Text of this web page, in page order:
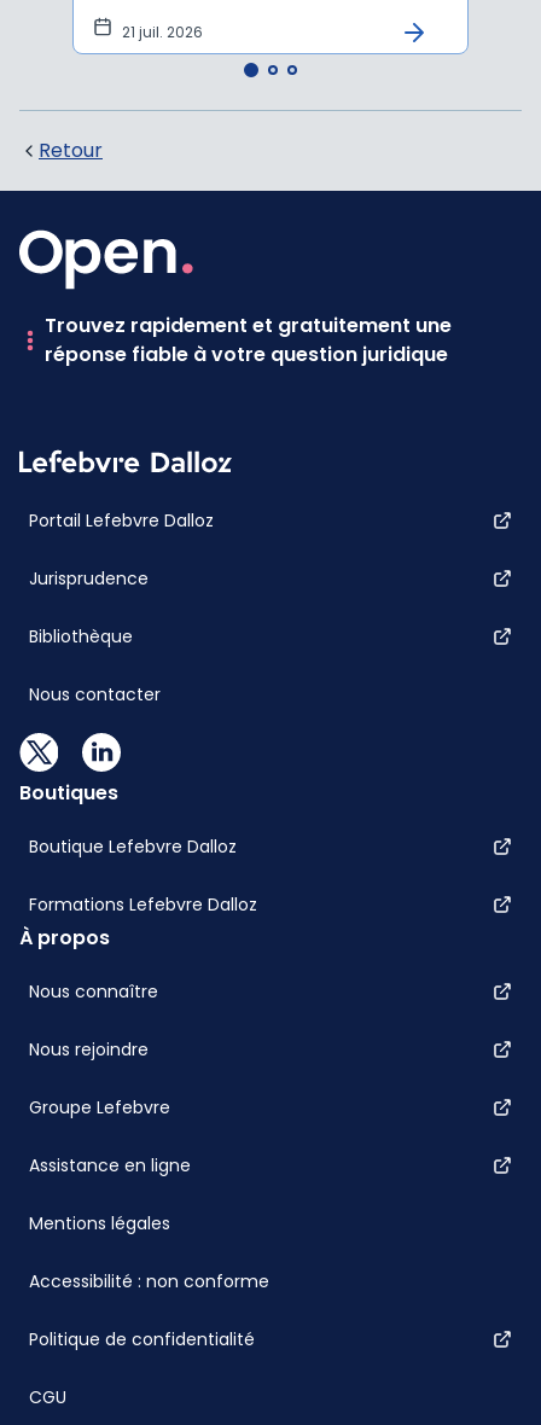
21 juil. 2026
Retour
Trouvez rapidement et gratuitement une
réponse fiable à votre question juridique
Portail Lefebvre Dalloz
Jurisprudence
Bibliothèque
Nous contacter
Boutiques
Boutique Lefebvre Dalloz
Formations Lefebvre Dalloz
À propos
Nous connaître
Nous rejoindre
Groupe Lefebvre
Assistance en ligne
Mentions légales
Accessibilité : non conforme
Politique de confidentialité
CGU